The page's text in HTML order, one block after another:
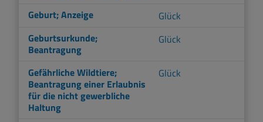
Geburt; Anzeige
Glück
Geburtsurkunde;
Beantragung
Glück
Gefährliche Wildtiere;
Beantragung einer Erlaubnis
für die nicht gewerbliche
Haltung
Glück